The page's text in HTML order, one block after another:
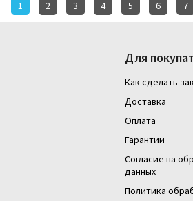
1 2 3 4 5 6 7
Для
Как сделать
Доставка
Оплата
Гарантии
Согласие на
данных
Политика